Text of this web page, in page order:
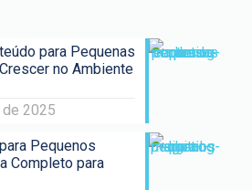
para Pequenas
no Ambiente
2025
Pequenos
Completo para